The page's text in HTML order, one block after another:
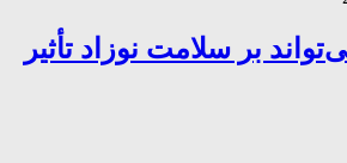
بر سلامت نوزاد تأثیر